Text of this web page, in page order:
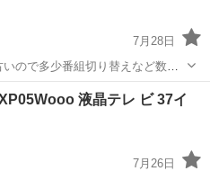
7月28日
重さ
液晶テレ ビ 37イ
7月26日